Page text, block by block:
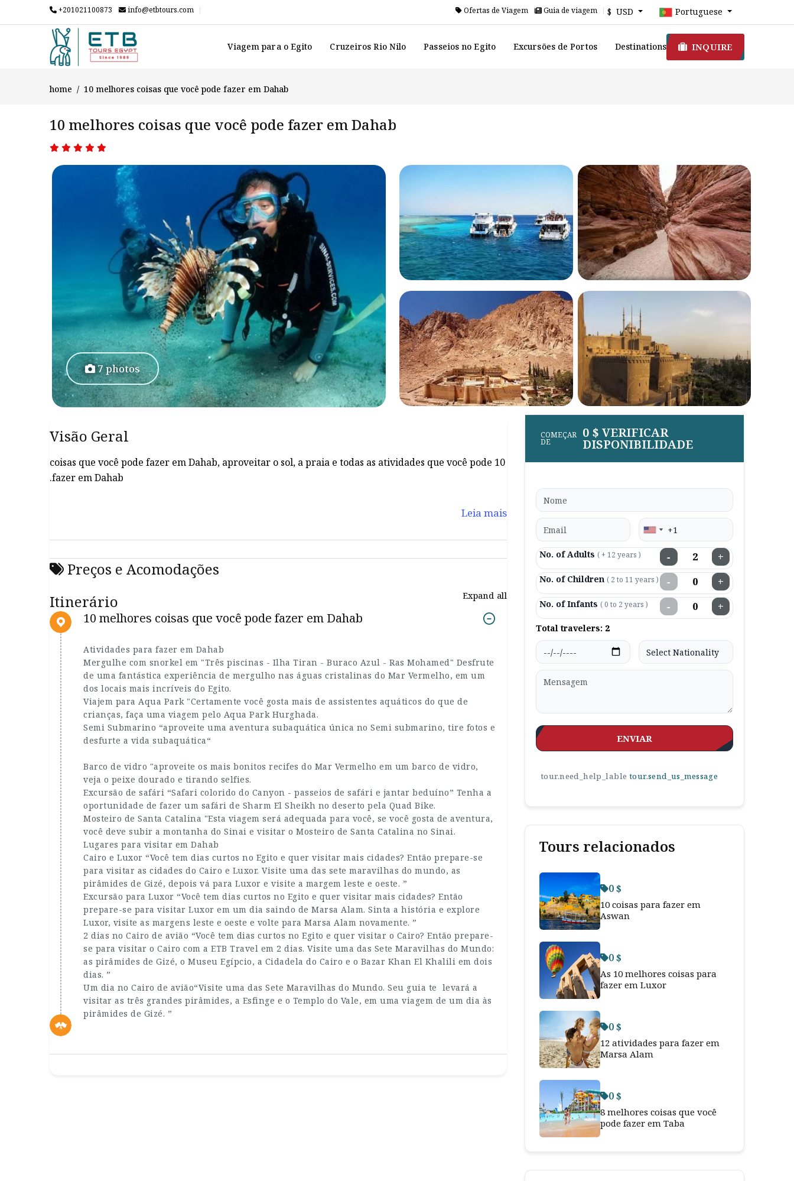
+201021100873 info@etbtours.com Ofertas de Viagem Guia de viagem $ USD Portuguese
Viagem para o Egito Cruzeiros Rio Nilo Passeios no Egito Excursões de Portos Destinations INQUIRE
home 10 melhores coisas que você pode fazer em Dahab
10 melhores coisas que você pode fazer em Dahab
7 photos
Visão Geral
10 coisas que você pode fazer em Dahab, aproveitar o sol, a praia e todas as atividades que você pode
fazer em Dahab.
Leia mais
Preços e Acomodações
Itinerário
Expand all
10 melhores coisas que você pode fazer em Dahab
Atividades para fazer em Dahab
Mergulhe com snorkel em "Três piscinas - Ilha Tiran - Buraco Azul - Ras Mohamed" Desfrute
de uma fantástica experiência de mergulho nas águas cristalinas do Mar Vermelho, em um
dos locais mais incríveis do Egito.
Viajem para Aqua Park "Certamente você gosta mais de assistentes aquáticos do que de
crianças, faça uma viagem pelo Aqua Park Hurghada.
Semi Submarino “aproveite uma aventura subaquática única no Semi submarino, tire fotos e
desfurte a vida subaquática“
Barco de vidro "aproveite os mais bonitos recifes do Mar Vermelho em um barco de vidro,
veja o peixe dourado e tirando selfies.
Excursão de safári “Safari colorido do Canyon - passeios de safári e jantar beduíno” Tenha a
oportunidade de fazer um safári de Sharm El Sheikh no deserto pela Quad Bike.
Mosteiro de Santa Catalina "Esta viagem será adequada para você, se você gosta de aventura,
você deve subir a montanha do Sinai e visitar o Mosteiro de Santa Catalina no Sinai.
Lugares para visitar em Dahab
Cairo e Luxor “Você tem dias curtos no Egito e quer visitar mais cidades? Então prepare-se
para visitar as cidades do Cairo e Luxor. Visite uma das sete maravilhas do mundo, as
pirâmides de Gizé, depois vá para Luxor e visite a margem leste e oeste. ”
Excursão para Luxor “Você tem dias curtos no Egito e quer visitar mais cidades? Então
prepare-se para visitar Luxor em um dia saindo de Marsa Alam. Sinta a história e explore
Luxor, visite as margens leste e oeste e volte para Marsa Alam novamente. ”
2 dias no Cairo de avião “Você tem dias curtos no Egito e quer visitar o Cairo? Então prepare-
se para visitar o Cairo com a ETB Travel em 2 dias. Visite uma das Sete Maravilhas do Mundo:
as pirâmides de Gizé, o Museu Egípcio, a Cidadela do Cairo e o Bazar Khan El Khalili em dois
dias. ”
Um dia no Cairo de avião“Visite uma das Sete Maravilhas do Mundo. Seu guia te levará a
visitar as três grandes pirâmides, a Esfinge e o Templo do Vale, em uma viagem de um dia às
pirâmides de Gizé. ”
COMEÇAR
DE
0 $ VERIFICAR
DISPONIBILIDADE
No. of Adults ( + 12 years ) − +
No. of Children ( 2 to 11 years ) − +
No. of Infants ( 0 to 2 years ) − +
Total travelers: 2
ENVIAR
tour.need_help_lable tour.send_us_message
Tours relacionados
0 $
10 coisas para fazer em
Aswan
0 $
As 10 melhores coisas para
fazer em Luxor
0 $
12 atividades para fazer em
Marsa Alam
0 $
8 melhores coisas que você
pode fazer em Taba